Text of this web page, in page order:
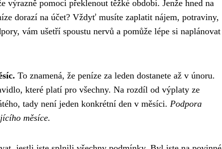
výrazně pomoci překlenout těžké období. Jenže hned na
dorazí na účet? Vždyť musíte zaplatit nájem, potraviny,
vám ušetří spoustu nervů a pomůže lépe si naplánovat
To znamená, že peníze za leden dostanete až v únoru.
které platí pro všechny. Na rozdíl od výplaty ze
tady není jeden konkrétní den v měsíci. Podpora
měsíce.